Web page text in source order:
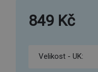
849 Kč